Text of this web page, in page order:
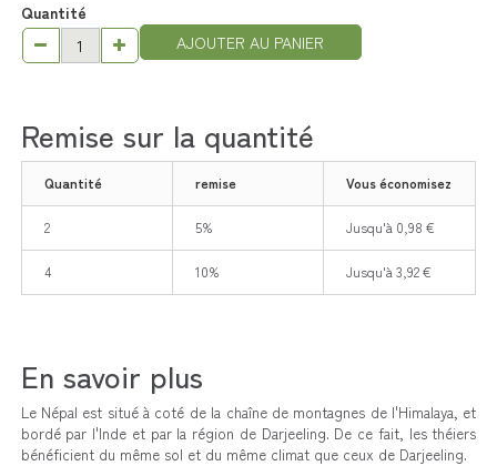
Quantité
AJOUTER AU PANIER
Remise sur la quantité
Quantité remise Vous économisez
2 5% Jusqu'à 0,98 €
4 10% Jusqu'à 3,92 €
En savoir plus
Le Népal est situé à coté de la chaîne de montagnes de l'Himalaya, et
bordé par l'Inde et par la région de Darjeeling. De ce fait, les théiers
bénéficient du même sol et du même climat que ceux de Darjeeling.